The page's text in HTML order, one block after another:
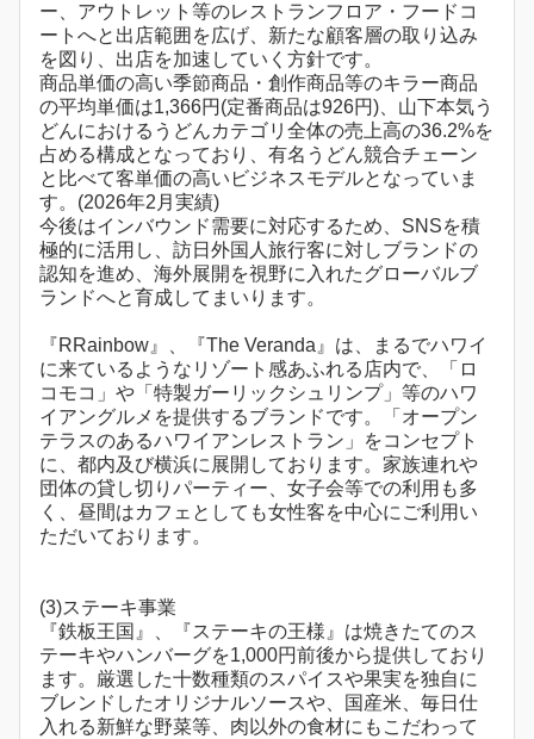
ー、アウトレット等のレストランフロア・フードコ
ートへと出店範囲を広げ、新たな顧客層の取り込み
を図り、出店を加速していく方針です。
商品単価の高い季節商品・創作商品等のキラー商品
の平均単価は1,366円(定番商品は926円)、山下本気う
どんにおけるうどんカテゴリ全体の売上高の36.2%を
占める構成となっており、有名うどん競合チェーン
と比べて客単価の高いビジネスモデルとなっていま
す。(2026年2月実績)
今後はインバウンド需要に対応するため、SNSを積
極的に活用し、訪日外国人旅行客に対しブランドの
認知を進め、海外展開を視野に入れたグローバルブ
ランドへと育成してまいります。
『RRainbow』、『The Veranda』は、まるでハワイ
に来ているようなリゾート感あふれる店内で、「ロ
コモコ」や「特製ガーリックシュリンプ」等のハワ
イアングルメを提供するブランドです。「オープン
テラスのあるハワイアンレストラン」をコンセプト
に、都内及び横浜に展開しております。家族連れや
団体の貸し切りパーティー、女子会等での利用も多
く、昼間はカフェとしても女性客を中心にご利用い
ただいております。
(3)ステーキ事業
『鉄板王国』、『ステーキの王様』は焼きたてのス
テーキやハンバーグを1,000円前後から提供しており
ます。厳選した十数種類のスパイスや果実を独自に
ブレンドしたオリジナルソースや、国産米、毎日仕
入れる新鮮な野菜等、肉以外の食材にもこだわって